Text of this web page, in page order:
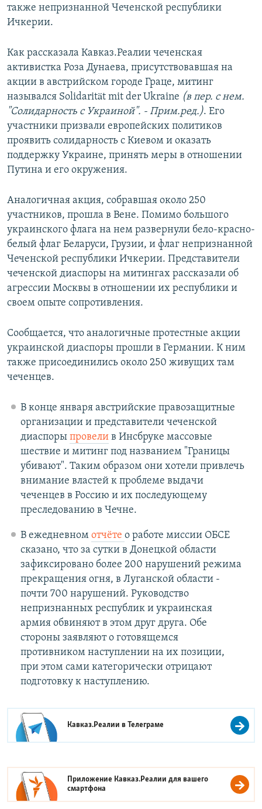
также непризнанной Чеченской республики
Ичкерии.
Как рассказала Кавказ.Реалии чеченская
активистка Роза Дунаева, присутствовавшая на
акции в австрийском городе Граце, митинг
назывался Solidarität mit der Ukraine (в пер. с нем.
"Солидарность с Украиной". - Прим.ред.). Его
участники призвали европейских политиков
проявить солидарность с Киевом и оказать
поддержку Украине, принять меры в отношении
Путина и его окружения.
Аналогичная акция, собравшая около 250
участников, прошла в Вене. Помимо большого
украинского флага на нем развернули бело-красно-
белый флаг Беларуси, Грузии, и флаг непризнанной
Чеченской республики Ичкерии. Представители
чеченской диаспоры на митингах рассказали об
агрессии Москвы в отношении их республики и
своем опыте сопротивления.
Сообщается, что аналогичные протестные акции
украинской диаспоры прошли в Германии. К ним
также присоединились около 250 живущих там
чеченцев.
В конце января австрийские правозащитные
организации и представители чеченской
диаспоры провелив Инсбруке массовые
шествие и митинг под названием "Границы
убивают". Таким образом они хотели привлечь
внимание властей к проблеме выдачи
чеченцев в Россию и их последующему
преследованию в Чечне.
В ежедневном отчёте о работе миссии ОБСЕ
сказано, что за сутки в Донецкой области
зафиксировано более 200 нарушений режима
прекращения огня, в Луганской области -
почти 700 нарушений. Руководство
непризнанных республик и украинская
армия обвиняют в этом друг друга. Обе
стороны заявляют о готовящемся
противником наступлении на их позиции,
при этом сами категорически отрицают
подготовку к наступлению.
Кавказ.Реалии вТелеграме
Приложение Кавказ.Реалии для вашего
смартфона